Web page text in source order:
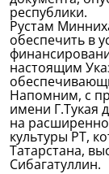
республики.
Рустам
обеспечить в
настоящим
Напомним, с
имени Г.Тукая
на
культуры РТ,
Татарстана,
Сибагатуллин.